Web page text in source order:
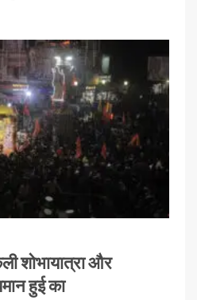
शोभायात्रा और
हुई का